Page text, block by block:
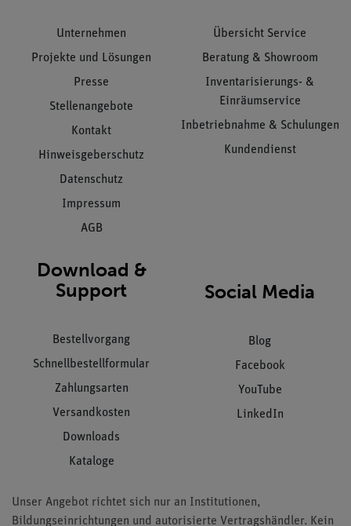
Unternehmen
Projekte und Lösungen
Presse
Stellenangebote
Kontakt
Hinweisgeberschutz
Datenschutz
Impressum
AGB
Übersicht Service
Beratung & Showroom
Inventarisierungs- &
Einräumservice
Inbetriebnahme & Schulungen
Kundendienst
Download &
Support
Bestellvorgang
Schnellbestellformular
Zahlungsarten
Versandkosten
Downloads
Kataloge
Social Media
Blog
Facebook
YouTube
LinkedIn
Unser Angebot richtet sich nur an Institutionen,
Bildungseinrichtungen und autorisierte Vertragshändler. Kein